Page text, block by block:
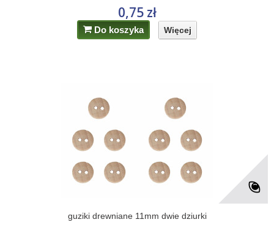
0,75 zł
Do koszyka Więcej
guziki drewniane 11mm dwie dziurki